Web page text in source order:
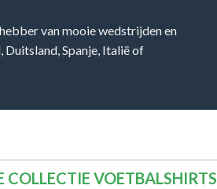
van mooie wedstrijden en
Duitsland, Spanje, Italië of
COLLECTIE VOETBALSHIRTS